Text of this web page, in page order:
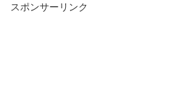
スポンサーリンク